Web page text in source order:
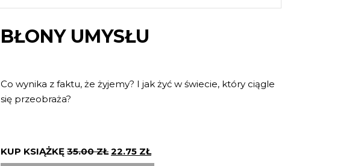
BŁONY UMYSŁU
Co wynika z faktu, że żyjemy? I jak żyć w świecie, który ciągle
się przeobraża?
KUP KSIĄŻKĘ 35.00ZŁ 22.75 ZŁ